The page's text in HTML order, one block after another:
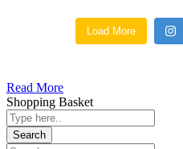
Load More
Read More
Shopping Basket